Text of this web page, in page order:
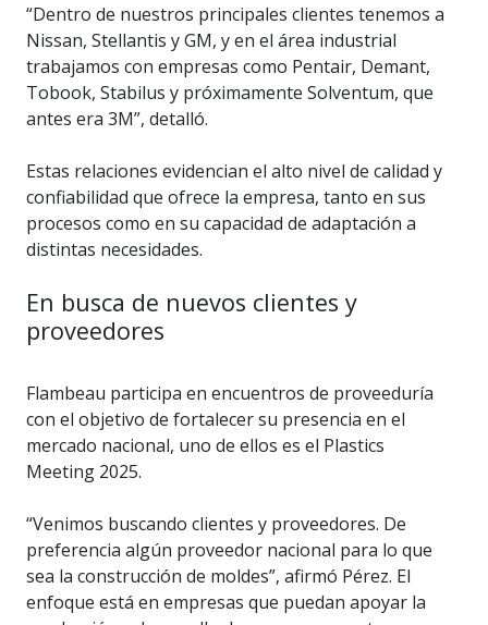
“Dentro de nuestros principales clientes tenemos a
Nissan, Stellantis y GM, y en el área industrial
trabajamos con empresas como Pentair, Demant,
Tobook, Stabilus y próximamente Solventum, que
antes era 3M”, detalló.
Estas relaciones evidencian el alto nivel de calidad y
confiabilidad que ofrece la empresa, tanto en sus
procesos como en su capacidad de adaptación a
distintas necesidades.
En busca de nuevos clientes y
proveedores
Flambeau participa en encuentros de proveeduría
con el objetivo de fortalecer su presencia en el
mercado nacional, uno de ellos es el Plastics
Meeting 2025.
“Venimos buscando clientes y proveedores. De
preferencia algún proveedor nacional para lo que
sea la construcción de moldes”, afirmó Pérez. El
enfoque está en empresas que puedan apoyar la